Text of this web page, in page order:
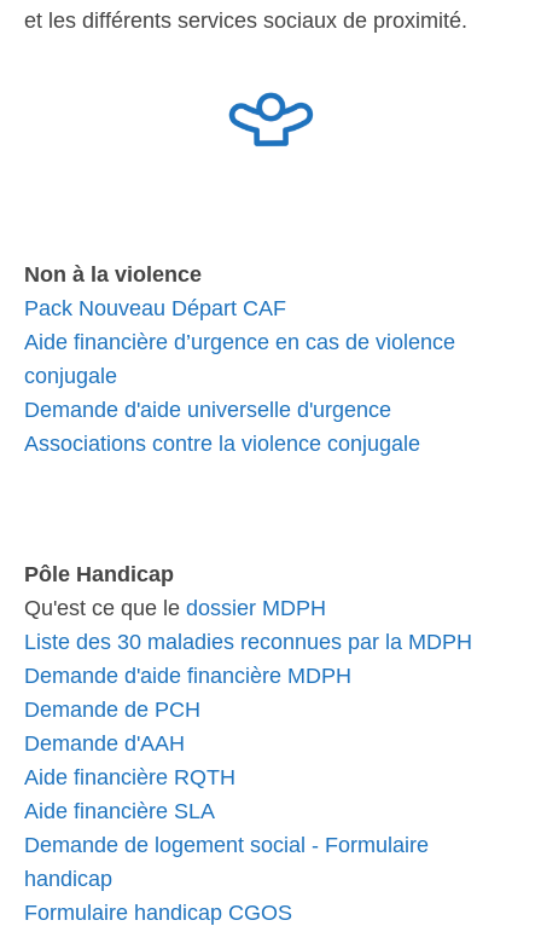
et les différents services sociaux de proximité.
Non à la violence
Pack Nouveau Départ CAF
Aide financière d’urgence en cas de violence
conjugale
Demande d'aide universelle d'urgence
Associations contre la violence conjugale
Pôle Handicap
Qu'est ce que le dossier MDPH
Liste des 30 maladies reconnues par la MDPH
Demande d'aide financière MDPH
Demande de PCH
Demande d'AAH
Aide financière RQTH
Aide financière SLA
Demande de logement social - Formulaire
handicap
Formulaire handicap CGOS